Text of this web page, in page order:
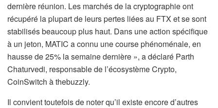
dernière réunion. Les marchés de la cryptographie ont
récupéré la plupart de leurs pertes liées au FTX et se sont
stabilisés beaucoup plus haut. Dans une action spécifique
à un jeton, MATIC a connu une course phénoménale, en
hausse de 25% la semaine dernière », a déclaré Parth
Chaturvedi, responsable de l’écosystème Crypto,
CoinSwitch à thebuzzly.
Il convient toutefois de noter qu’il existe encore d’autres